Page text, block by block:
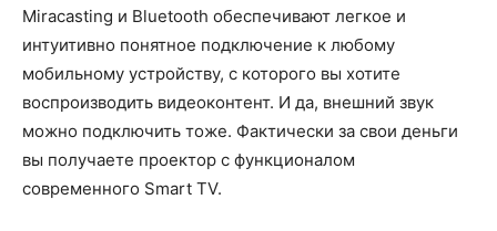
Miracasting и Bluetooth обеспечивают легкое и
интуитивно понятное подключение к любому
мобильному устройству, с которого вы хотите
воспроизводить видеоконтент. И да, внешний звук
можно подключить тоже. Фактически за свои деньги
вы получаете проектор с функционалом
современного Smart TV.